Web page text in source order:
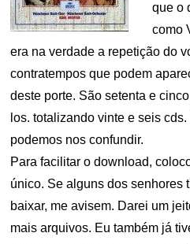
que o
como
era na verdade a repetição do
contratempos que podem
deste porte. São setenta e
los. totalizando vinte e seis
podemos nos confundir.
Para facilitar o download,
único. Se alguns dos senhores
baixar, me avisem. Darei um
mais arquivos. Eu também já